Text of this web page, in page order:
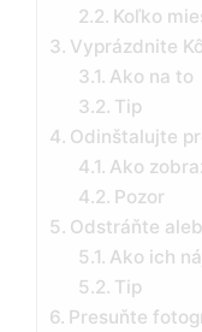
Koľko
Vyprázdnite
Ako na to
Tip
Odinštalujte
Ako
Pozor
Odstráňte
Ako ich
Tip
Presuňte